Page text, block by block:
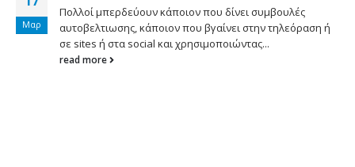
Μαρ
Πολλοί μπερδεύουν κάποιον που δίνει συμβουλές
αυτοβελτιωσης, κάποιον που βγαίνει στην τηλεόραση ή
σε sites ή στα social και χρησιμοποιώντας...
read more